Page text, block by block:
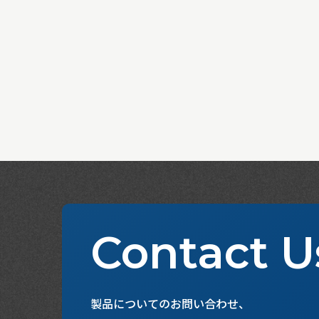
Contact
製品についてのお問い合わせ、